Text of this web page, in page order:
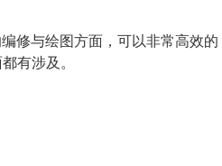
修与绘图方面，可以非常高效的
有涉及。